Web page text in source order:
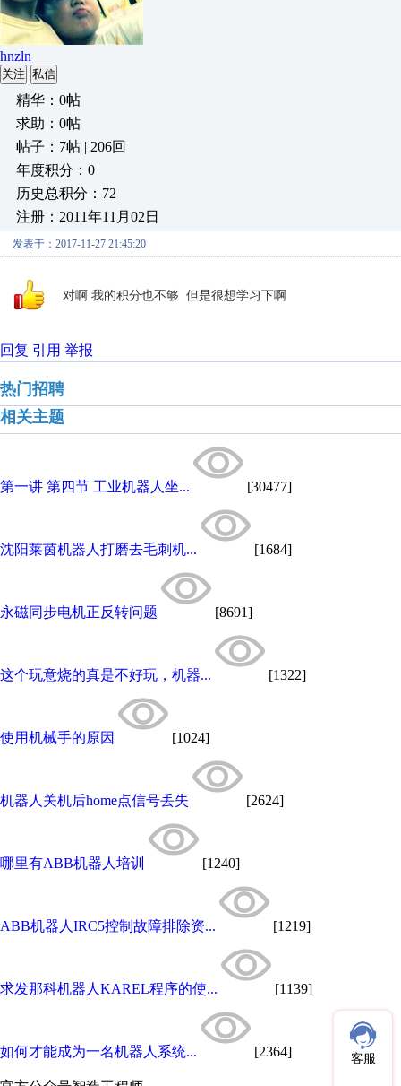
hnzln
关注 私信
精华：0帖
求助：0帖
帖子：7帖 | 206回
年度积分：0
历史总积分：72
注册：2011年11月02日
发表于：2017-11-27 21:45:20
对啊 我的积分也不够 但是很想学习下啊
回复 引用 举报
热门招聘
相关主题
第一讲 第四节 工业机器人坐... [30477]
沈阳莱茵机器人打磨去毛刺机... [1684]
永磁同步电机正反转问题 [8691]
这个玩意烧的真是不好玩，机器... [1322]
使用机械手的原因 [1024]
机器人关机后home点信号丢失 [2624]
哪里有ABB机器人培训 [1240]
ABB机器人IRC5控制故障排除资... [1219]
求发那科机器人KAREL程序的使... [1139]
如何才能成为一名机器人系统... [2364] 客服